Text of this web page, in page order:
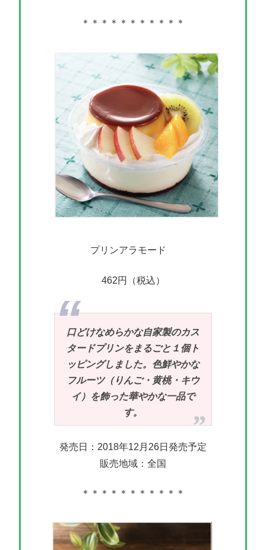
＊＊＊＊＊＊＊＊＊＊＊
プリンアラモード
462円（税込）
口どけなめらかな自家製のカス
タードプリンをまるごと１個ト
ッピングしました。色鮮やかな
フルーツ（りんご・黄桃・キウ
イ）を飾った華やかな一品で
す。
発売日：2018年12月26日発売予定
販売地域：全国
＊＊＊＊＊＊＊＊＊＊＊